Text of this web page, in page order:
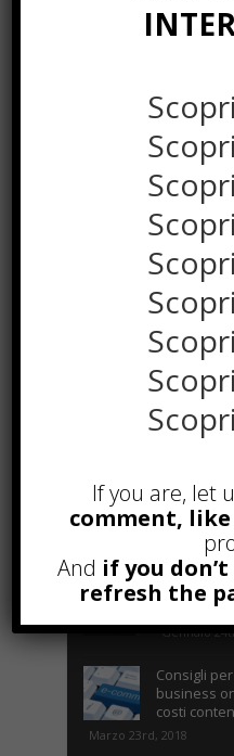
POPOLARI
Alcuni
successo
Comprare
vantaggi
Novembre
Gennaio
Consigli
business
costi
Marzo 23rd, 2018
If you are, let
comment, like
And if you
refresh the